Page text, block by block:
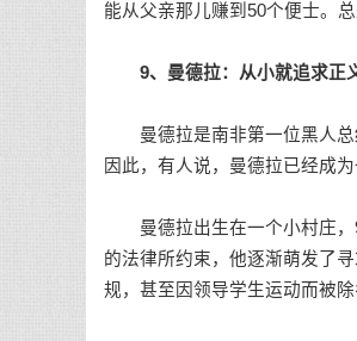
能从父亲那儿赚到50个便士。
9、曼德拉：从小就追求正
曼德拉是南非第一位黑人总
因此，有人说，曼德拉已经成
曼德拉出生在一个小村庄，9
的法律所约束，他逐渐萌发了
规，甚至因领导学生运动而被